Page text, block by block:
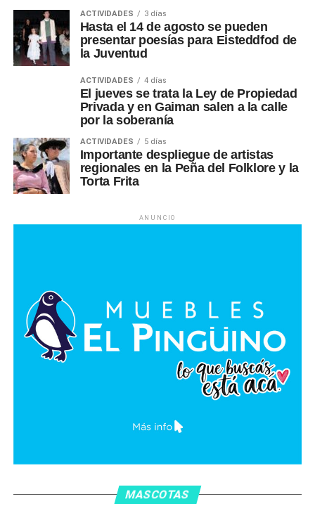
ACTIVIDADES 3 días
Hasta el 14 de agosto se pueden
presentar poesías para Eisteddfod de
la Juventud
ACTIVIDADES 4 días
El jueves se trata la Ley de Propiedad
Privada y en Gaiman salen a la calle
por la soberanía
ACTIVIDADES 5 días
Importante despliegue de artistas
regionales en la Peña del Folklore y la
Torta Frita
ANUNCIO
MASCOTAS